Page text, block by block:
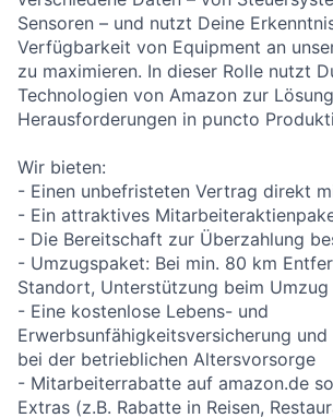
Sensoren – und nutzt Deine
Verfügbarkeit von Equipment an
zu maximieren. In dieser Rolle nutzt
Technologien von Amazon zur
Herausforderungen in puncto
Wir bieten:
- Einen unbefristeten Vertrag direkt
- Ein attraktives
- Die Bereitschaft zur Überzahlung
- Umzugspaket: Bei min. 80 km
Standort, Unterstützung beim Umzug
- Eine kostenlose Lebens- und
Erwerbsunfähigkeitsversicherung
bei der betrieblichen Altersvorsorge
- Mitarbeiterrabatte auf amazon.de
Extras (z.B. Rabatte in Reisen,